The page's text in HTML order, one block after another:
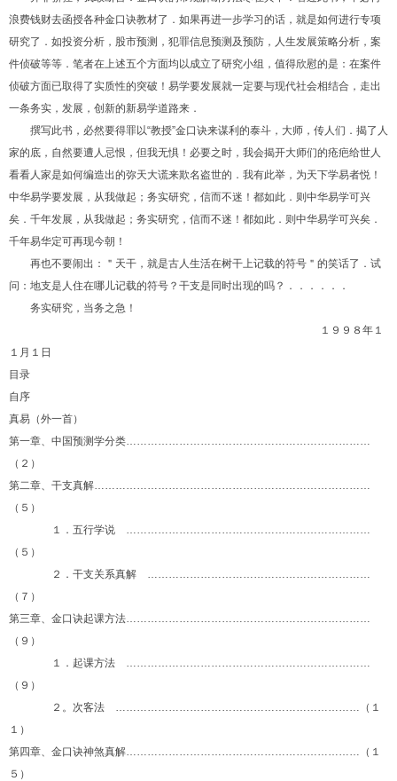
浪费钱财去函授各种金口诀教材了．如果再进一步学习的话，就是如何进行专项
研究了．如投资分析，股市预测，犯罪信息预测及预防，人生发展策略分析，案
件侦破等等．笔者在上述五个方面均以成立了研究小组，值得欣慰的是：在案件
侦破方面已取得了实质性的突破！易学要发展就一定要与现代社会相结合，走出
一条务实，发展，创新的新易学道路来．
撰写此书，必然要得罪以“教授”金口诀来谋利的泰斗，大师，传人们．揭了人
家的底，自然要遭人忌恨，但我无惧！必要之时，我会揭开大师们的疮疤给世人
看看人家是如何编造出的弥天大谎来欺名盗世的．我有此举，为天下学易者悦！
中华易学要发展，从我做起；务实研究，信而不迷！都如此．则中华易学可兴
矣．千年发展，从我做起；务实研究，信而不迷！都如此．则中华易学可兴矣．
千年易华定可再现今朝！
再也不要闹出：＂天干，就是古人生活在树干上记载的符号＂的笑话了．试
问：地支是人住在哪儿记载的符号？干支是同时出现的吗？．．．．．．
务实研究，当务之急！
１９９８年１
１月１日
目录
自序
真易（外一首）
第一章、中国预测学分类……………………………………………………………
（２）
第二章、干支真解……………………………………………………………………
（５）
１．五行学说 ……………………………………………………………
（５）
２．干支关系真解 ………………………………………………………
（７）
第三章、金口诀起课方法……………………………………………………………
（９）
１．起课方法 ……………………………………………………………
（９）
２。次客法 ……………………………………………………………（１
１）
第四章、金口诀神煞真解…………………………………………………………（１
５）